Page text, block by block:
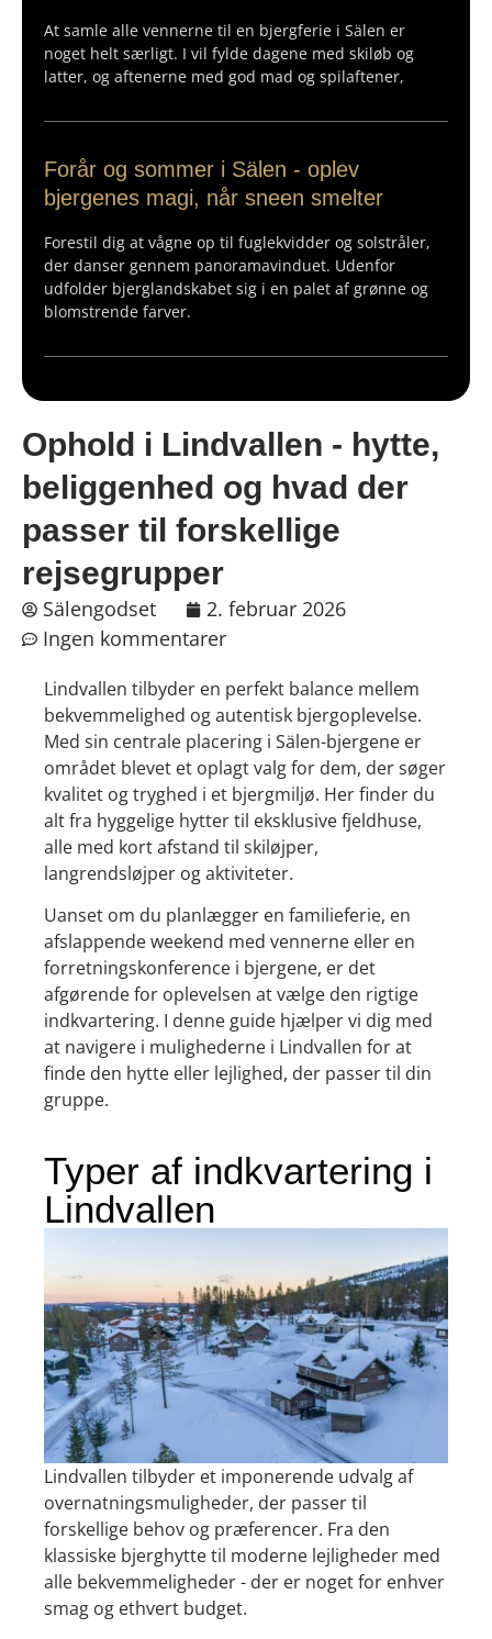
Ophold i Lindvallen - hytte,
beliggenhed og hvad der
passer til forskellige
rejsegrupper
Sälengodset
2. februar 2026
Ingen kommentarer
Lindvallen tilbyder en perfekt balance mellem
bekvemmelighed og autentisk bjergoplevelse.
Med sin centrale placering i Sälen-bjergene er
området blevet et oplagt valg for dem, der søger
kvalitet og tryghed i et bjergmiljø. Her finder du
alt fra hyggelige hytter til eksklusive fjeldhuse,
alle med kort afstand til skiløjper,
langrendsløjper og aktiviteter.
Uanset om du planlægger en familieferie, en
afslappende weekend med vennerne eller en
forretningskonference i bjergene, er det
afgørende for oplevelsen at vælge den rigtige
indkvartering. I denne guide hjælper vi dig med
at navigere i mulighederne i Lindvallen for at
finde den hytte eller lejlighed, der passer til din
gruppe.
Typer af indkvartering i
Lindvallen
Lindvallen tilbyder et imponerende udvalg af
overnatningsmuligheder, der passer til
forskellige behov og præferencer. Fra den
klassiske bjerghytte til moderne lejligheder med
alle bekvemmeligheder - der er noget for enhver
smag og ethvert budget.
At samle alle vennerne til en bjergferie i Sälen er
noget helt særligt. I vil fylde dagene med skiløb og
latter, og aftenerne med god mad og spilaftener,
Forår og sommer i Sälen - oplev
bjergenes magi, når sneen smelter
Forestil dig at vågne op til fuglekvidder og solstråler,
der danser gennem panoramavinduet. Udenfor
udfolder bjerglandskabet sig i en palet af grønne og
blomstrende farver.